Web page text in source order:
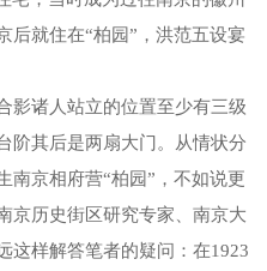
后就住在“柏园”，洪范五设宴
诸人站立的位置至少有三级
阶其后是两扇大门。从情状分
南京相府营“柏园”，不如说更
京历史街区研究专家、南京大
这样解答笔者的疑问：在1923